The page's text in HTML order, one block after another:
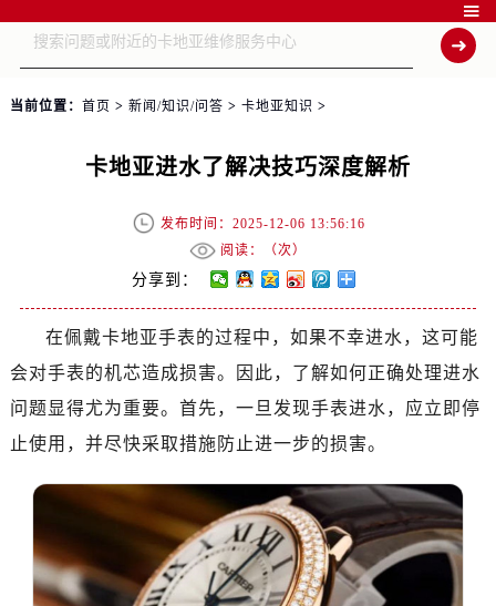

当前位置： 首页 > 新闻/知识/问答 > 卡地亚知识 >
卡地亚进水了解决技巧深度解析
发布时间：2025-12-06 13:56:16
阅读：（次）
分享到：
在佩戴卡地亚手表的过程中，如果不幸进水，这可能
会对手表的机芯造成损害。因此，了解如何正确处理进水
问题显得尤为重要。首先，一旦发现手表进水，应立即停
止使用，并尽快采取措施防止进一步的损害。